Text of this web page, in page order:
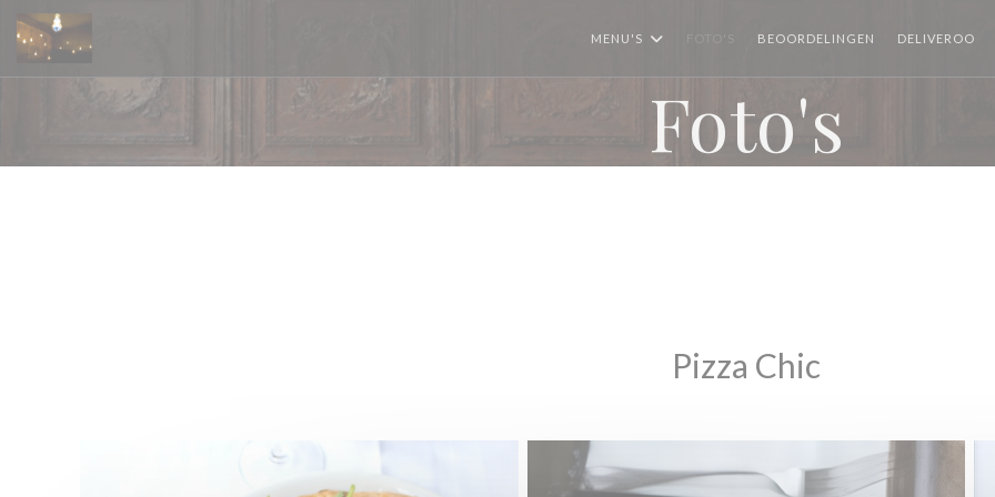
Cookies beheer paneel
MENU'S BEOORDELINGEN DELIVEROO
Foto's
Pizza Chic